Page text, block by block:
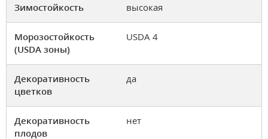
Зимостойкость высокая
Морозостойкость
(USDA зоны)
USDA 4
Декоративность
цветков
да
Декоративность
плодов
нет